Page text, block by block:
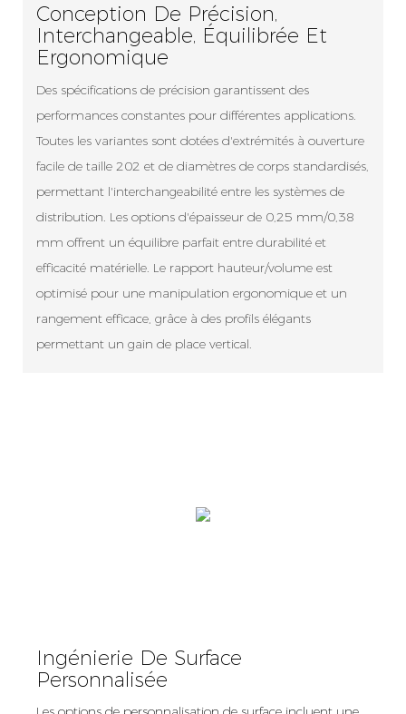
Conception De Précision,
Interchangeable, Équilibrée Et
Ergonomique
Des spécifications de précision garantissent des
performances constantes pour différentes applications.
Toutes les variantes sont dotées d'extrémités à ouverture
facile de taille 202 et de diamètres de corps standardisés,
permettant l'interchangeabilité entre les systèmes de
distribution. Les options d'épaisseur de 0,25 mm/0,38
mm offrent un équilibre parfait entre durabilité et
efficacité matérielle. Le rapport hauteur/volume est
optimisé pour une manipulation ergonomique et un
rangement efficace, grâce à des profils élégants
permettant un gain de place vertical.
Ingénierie De Surface
Personnalisée